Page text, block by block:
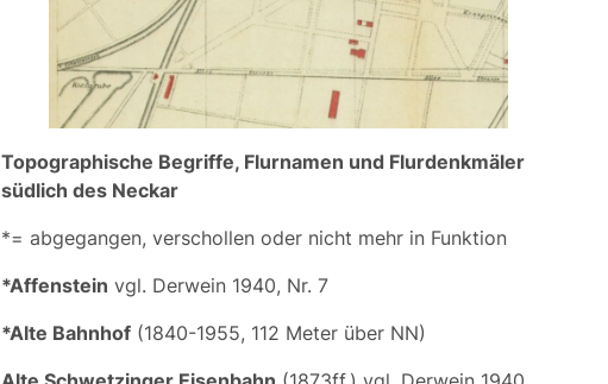
Topographische Begriffe, Flurnamen und Flurdenkmäler
südlich des Neckar
*= abgegangen, verschollen oder nicht mehr in Funktion
*Affenstein vgl. Derwein 1940, Nr. 7
*Alte Bahnhof (1840-1955, 112 Meter über NN)